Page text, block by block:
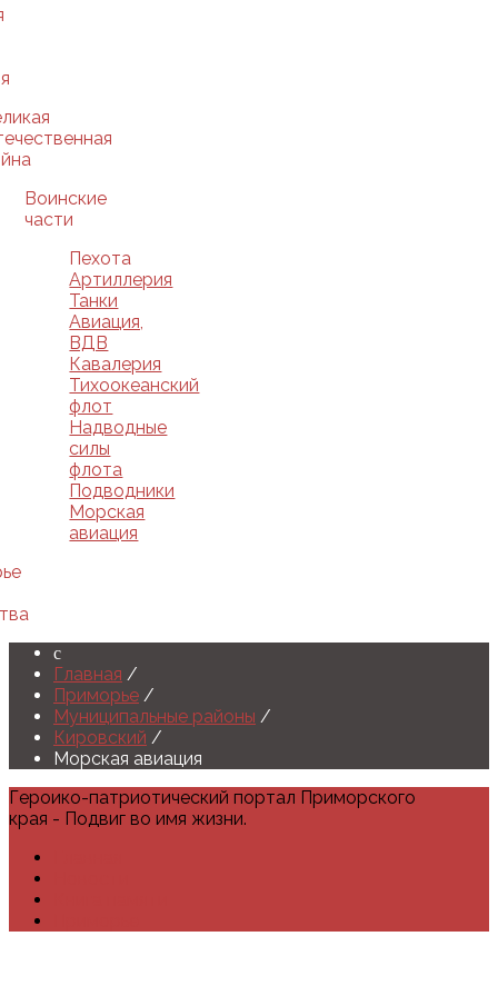
Воинские
части
Пехота
Артиллерия
Танки
Авиация,
ВДВ
Кавалерия
Тихоокеанский
флот
Надводные
силы
флота
Подводники
Морская
авиация
Главная /
Приморье /
Муниципальные районы /
Кировский /
Морская авиация
Героико-патриотический портал Приморского
края - Подвиг во имя жизни.